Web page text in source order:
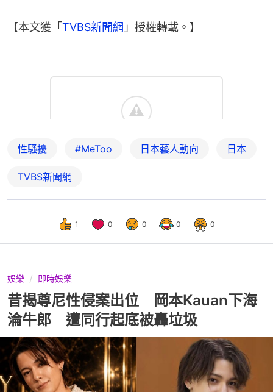
【本文獲「TVBS新聞網 」授權轉載。】
性騷擾 #MeToo 日本藝人動向 日本
TVBS新聞網
1 0 0 0 0
娛樂 即時娛樂
昔揭尊尼性侵案出位 岡本Kauan下海
淪牛郎 遭同行起底被轟垃圾